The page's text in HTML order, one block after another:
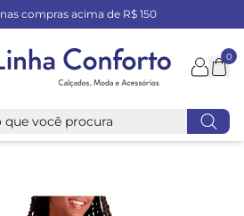
nas compras acima de R$ 150
0